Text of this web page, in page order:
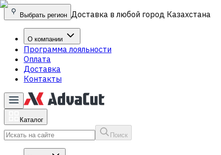
Выбрать регион Доставка в любой город Казахстана
О компании
Программа лояльности
Оплата
Доставка
Контакты
Каталог
Поиск